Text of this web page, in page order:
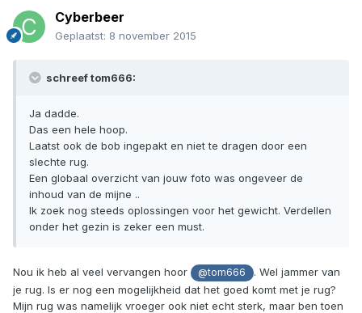
Cyberbeer
Geplaatst: 8 november 2015
schreef tom666:
Ja dadde.
Das een hele hoop.
Laatst ook de bob ingepakt en niet te dragen door een
slechte rug.
Een globaal overzicht van jouw foto was ongeveer de
inhoud van de mijne ..
Ik zoek nog steeds oplossingen voor het gewicht. Verdellen
onder het gezin is zeker een must.
Nou ik heb al veel vervangen hoor @tom666
. Wel jammer van
je rug. Is er nog een mogelijkheid dat het goed komt met je rug?
Mijn rug was namelijk vroeger ook niet echt sterk, maar ben toen